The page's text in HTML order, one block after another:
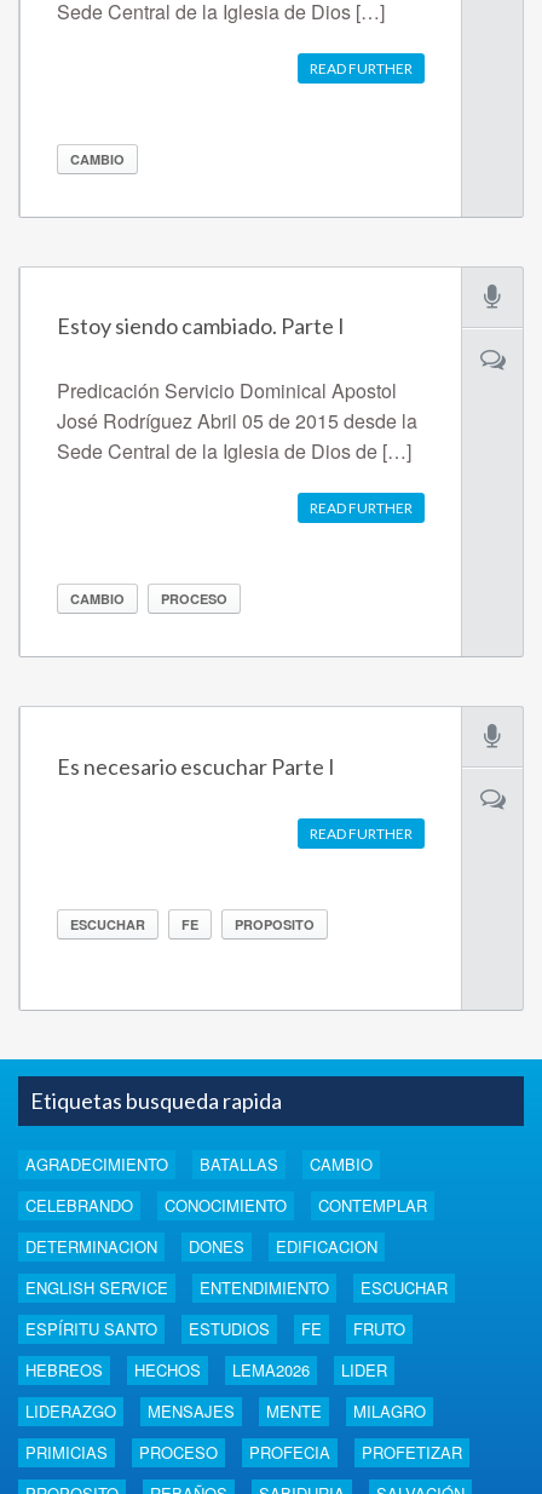
Sede Central de la Iglesia de Dios […]
READ FURTHER
CAMBIO
Estoy siendo cambiado. Parte I
Predicación Servicio Dominical Apostol
José Rodríguez Abril 05 de 2015 desde la
Sede Central de la Iglesia de Dios de […]
READ FURTHER
CAMBIO PROCESO
Es necesario escuchar Parte I
READ FURTHER
ESCUCHAR FE PROPOSITO
Etiquetas busqueda rapida
AGRADECIMIENTO BATALLAS
CAMBIO
CELEBRANDO
CONOCIMIENTO
CONTEMPLAR
DETERMINACION
DONES
EDIFICACION
ENGLISH SERVICE
ENTENDIMIENTO
ESCUCHAR
ESPÍRITU SANTO
ESTUDIOS FE
FRUTO
HEBREOS
HECHOS LEMA2026
LIDER
LIDERAZGO
MENSAJES MENTE
MILAGRO
PRIMICIAS
PROCESO PROFECIA
PROFETIZAR